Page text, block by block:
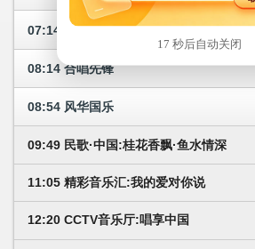
07:14 CCTV音乐厅
08:14 合唱先锋
08:54 风华国乐
09:49 民歌·中国:桂花香飘·鱼水情深
11:05 精彩音乐汇:我的爱对你说
12:20 CCTV音乐厅:唱享中国
16 秒后自动关闭